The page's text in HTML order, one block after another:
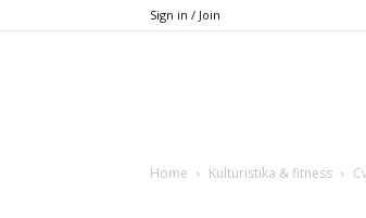
Sign in / Join
Home Kulturistika & fitness